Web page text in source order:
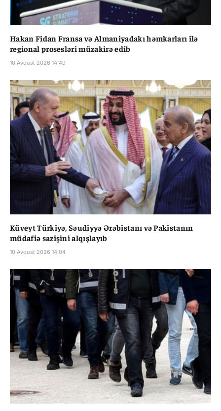
Hakan Fidan Fransa və Almaniyadakı həmkarları ilə
regional prosesləri müzakirə edib
10 Avqust 2026 14:49
Küveyt Türkiyə, Səudiyyə Ərəbistanı və Pakistanın
müdafiə sazişini alqışlayıb
10 Avqust 2026 14:04